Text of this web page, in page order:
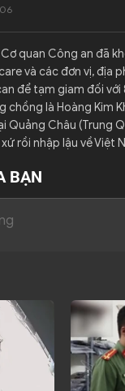
Cơ quan Công an đã
và các đơn vị, địa
để tạm giam đối với
chồng là Hoàng Kim
Quảng Châu (Trung
rồi nhập lậu về Việt
BẠN